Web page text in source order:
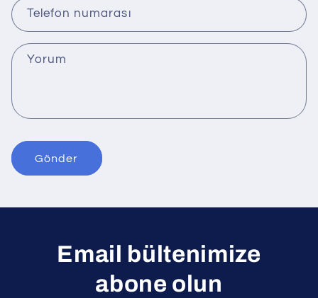
ş
m
r
u
Telefon numarası
Yorum
Gönder
Email bültenimize
abone olun